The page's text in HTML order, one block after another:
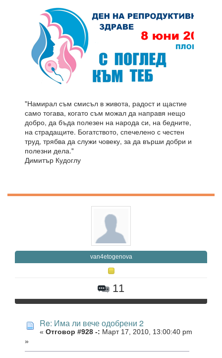
"Намирал съм смисъл в живота, радост и щастие
само тогава, когато съм можал да направя нещо
добро, да бъда полезен на народа си, на бедните,
на страдащите. Богатството, спечелено с честен
труд, трябва да служи човеку, за да върши добри и
полезни дела."
Димитър Кудоглу
van4etogenova
11
Re: Има ли вече одобрени 2
« Отговор #928 -: Март 17, 2010, 13:00:40 pm
»